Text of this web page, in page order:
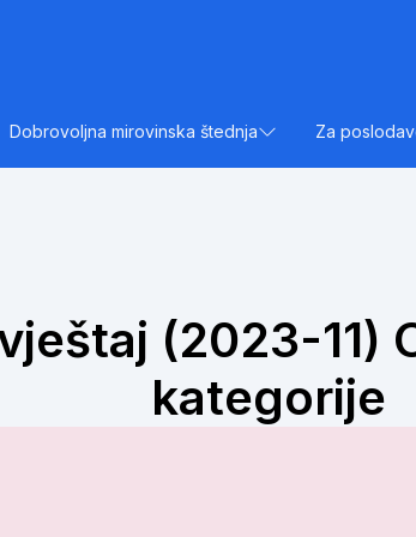
Dobrovoljna mirovinska štednja Za
(2023-11)
kategorije